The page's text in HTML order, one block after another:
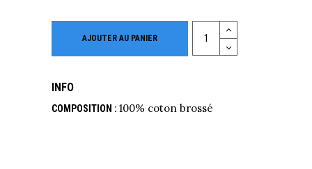
Quantity
AJOUTER AU PANIER
INFO
COMPOSITION : 100% coton brossé